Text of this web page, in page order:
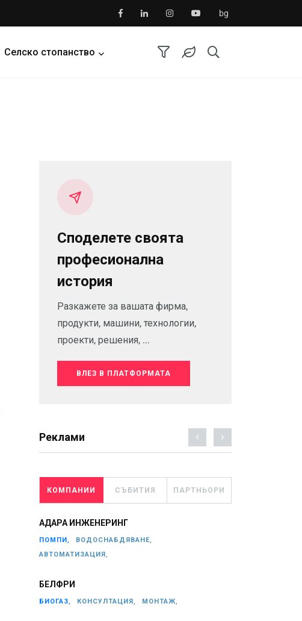
bg
Селско стопанство
Споделете своята
професионална
история
Разкажете за вашата фирма,
продукти, машини, технологии,
проекти, решения, ...
ВЛЕЗ В ПЛАТФОРМАТА
Реклами
КОМПАНИИ СЪБИТИЯ ПАРТНЬОРИ
АДАРА ИНЖЕНЕРИНГ
ПОМПИ,
ВОДОСНАБДЯВАНЕ,
АВТОМАТИЗАЦИЯ,
БЕЛФРИ
БИОГАЗ, КОНСУЛТАЦИЯ, МОНТАЖ,